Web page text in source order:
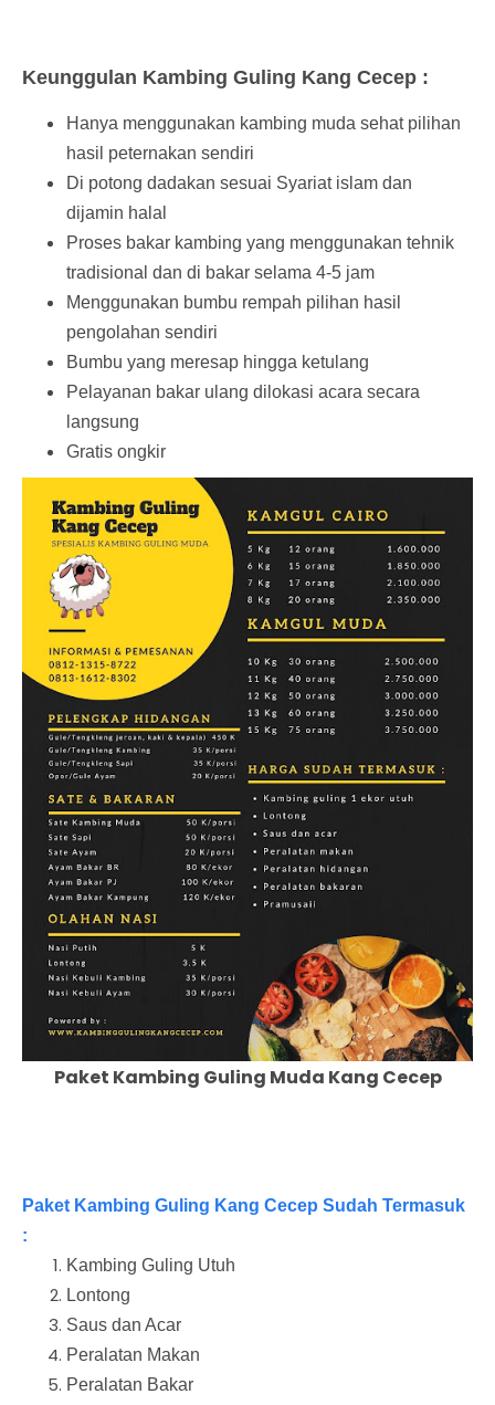
Keunggulan Kambing Guling Kang Cecep :
Hanya menggunakan kambing muda sehat pilihan
hasil peternakan sendiri
Di potong dadakan sesuai Syariat islam dan
dijamin halal
Proses bakar kambing yang menggunakan tehnik
tradisional dan di bakar selama 4-5 jam
Menggunakan bumbu rempah pilihan hasil
pengolahan sendiri
Bumbu yang meresap hingga ketulang
Pelayanan bakar ulang dilokasi acara secara
langsung
Gratis ongkir
Paket Kambing Guling Muda Kang Cecep
Paket Kambing Guling Kang Cecep Sudah Termasuk
:
Kambing Guling Utuh
Lontong
Saus dan Acar
Peralatan Makan
Peralatan Bakar